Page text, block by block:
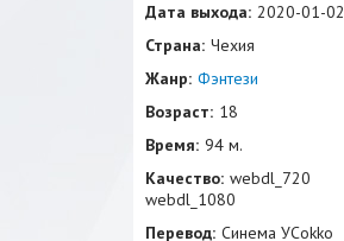
Дата выхода: 2020-01-02
Страна: Чехия
Жанр: Фэнтези
Возраст: 18
Время: 94 м.
Качество: webdl_720
webdl_1080
Перевод: Синема УСokko